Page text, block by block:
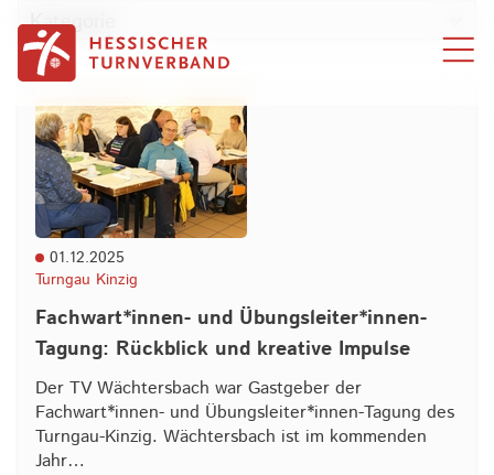
Kategorie
01.12.2025
Turngau Kinzig
Fachwart*innen- und Übungsleiter*innen-
Tagung: Rückblick und kreative Impulse
Der TV Wächtersbach war Gastgeber der
Fachwart*innen- und Übungsleiter*innen-Tagung des
Turngau-Kinzig. Wächtersbach ist im kommenden
Jahr…